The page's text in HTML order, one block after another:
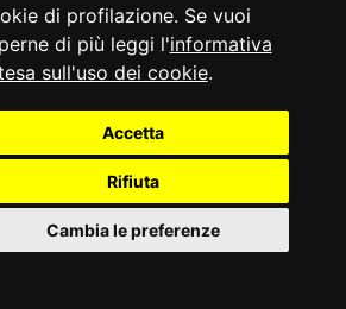
di profilazione. Se vuoi
di più leggi l'informativa
sull'uso dei cookie.
Accetta
Rifiuta
Cambia le preferenze
|note legali |glossario
media policy
accessibilità |feedback
cookie
Realizzato da